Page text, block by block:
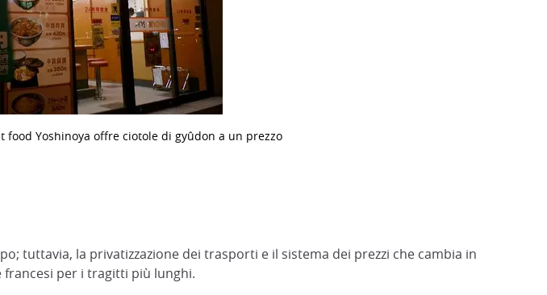
food Yoshinoya offre ciotole di gyûdon a un prezzo
tuttavia, la privatizzazione dei trasporti e il sistema dei prezzi che cambia in
francesi per i tragitti più lunghi.